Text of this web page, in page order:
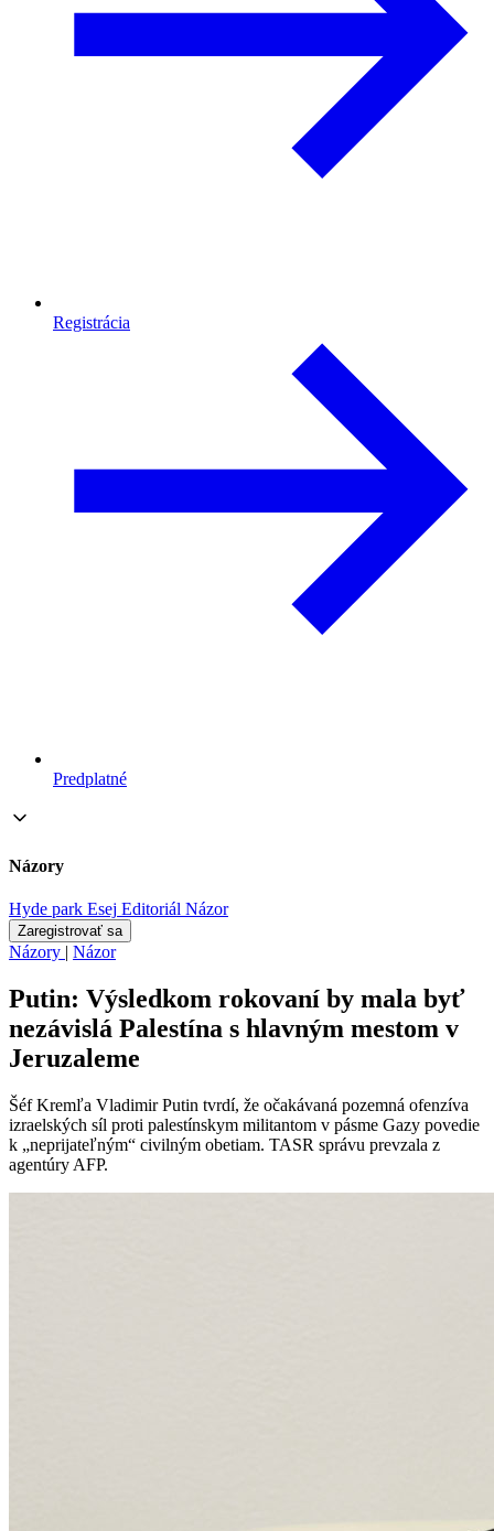
Registrácia
Predplatné
Názory
Hyde park Esej Editoriál Názor
Zaregistrovať sa
Názory | Názor
Putin: Výsledkom rokovaní by mala byť
nezávislá Palestína s hlavným mestom v
Jeruzaleme
Šéf Kremľa Vladimir Putin tvrdí, že očakávaná pozemná ofenzíva
izraelských síl proti palestínskym militantom v pásme Gazy povedie
k „neprijateľným“ civilným obetiam. TASR správu prevzala z
agentúry AFP.